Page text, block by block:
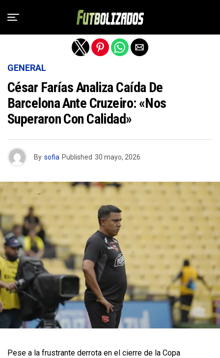
GENERAL
César Farías Analiza Caída De
Barcelona Ante Cruzeiro: «Nos
Superaron Con Calidad»
By sofia Published 30 mayo, 2026
Pese a la frustrante derrota en el cierre de la Copa
Salir de la versión móvil